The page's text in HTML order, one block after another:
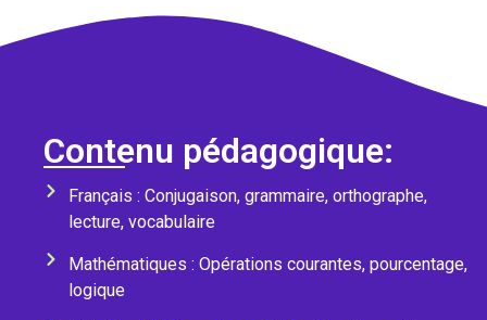
Contenu pédagogique:
Français : Conjugaison, grammaire, orthographe,
lecture, vocabulaire
Mathématiques : Opérations courantes, pourcentage,
logique